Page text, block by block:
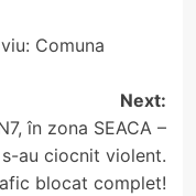
Comuna
Next:
în zona SEACA –
au ciocnit violent.
blocat complet!